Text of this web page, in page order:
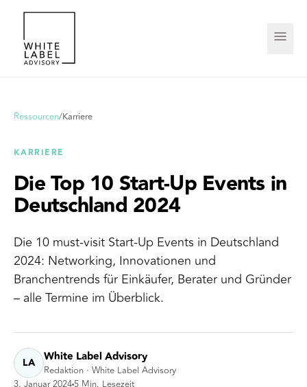
Ressourcen/Karriere
KARRIERE
Die Top 10 Start-Up Events in
Deutschland 2024
Die 10 must-visit Start-Up Events in Deutschland
2024: Networking, Innovationen und
Branchentrends für Einkäufer, Berater und Gründer
– alle Termine im Überblick.
LA White Label Advisory
Redaktion · White Label Advisory
3. Januar 2024 5 Min. Lesezeit